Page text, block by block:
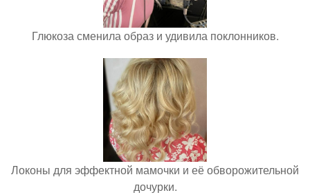
Глюкоза сменила образ и удивила поклонников.
Локоны для эффектной мамочки и её обворожительной
дочурки.